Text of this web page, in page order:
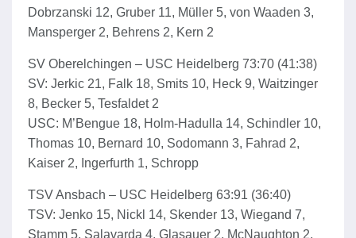
Dobrzanski 12, Gruber 11, Müller 5, von Waaden 3,
Mansperger 2, Behrens 2, Kern 2
SV Oberelchingen – USC Heidelberg 73:70 (41:38)
SV: Jerkic 21, Falk 18, Smits 10, Heck 9, Waitzinger
8, Becker 5, Tesfaldet 2
USC: M’Bengue 18, Holm-Hadulla 14, Schindler 10,
Thomas 10, Bernard 10, Sodomann 3, Fahrad 2,
Kaiser 2, Ingerfurth 1, Schropp
TSV Ansbach – USC Heidelberg 63:91 (36:40)
TSV: Jenko 15, Nickl 14, Skender 13, Wiegand 7,
Stamm 5, Salavarda 4, Glasauer 2, McNaughton 2,